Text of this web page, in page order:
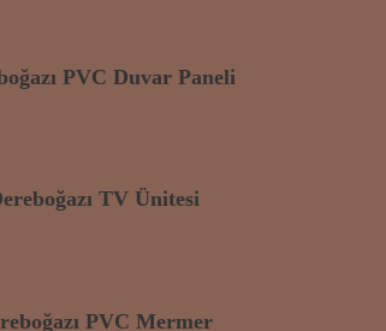
PVC Duvar Paneli
TV Ünitesi
PVC Mermer